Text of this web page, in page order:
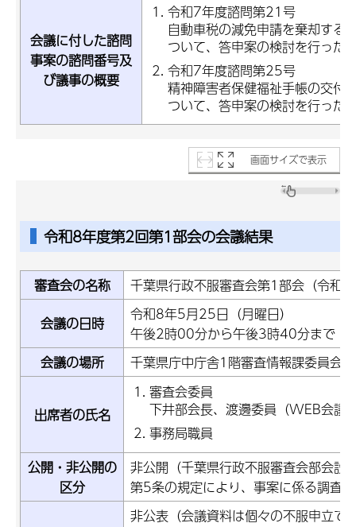
会議に付した諮問
事案の諮問番号及
び議事の概要
令和7年度諮問第21号
自動車税の減免申請を棄却する
ついて、答申案の検討を行った
令和7年度諮問第25号
精神障害者保健福祉手帳の交付
ついて、答申案の検討を行った
画面サイズで表示
令和8年度第2回第1部会の会議結果
審査会の名称
千葉県行政不服審査会第1部会（令和
会議の日時
令和8年5月25日（月曜日）
午後2時00分から午後3時40分まで
会議の場所
千葉県庁中庁舎1階審査情報課委員会室
出席者の氏名
審査会委員
下井部会長、渡邊委員（WEB会議
事務局職員
公開・非公開の
区分
非公開（千葉県行政不服審査会部会設
第5条の規定により、事案に係る調査
非公表（会議資料は個々の不服申立て